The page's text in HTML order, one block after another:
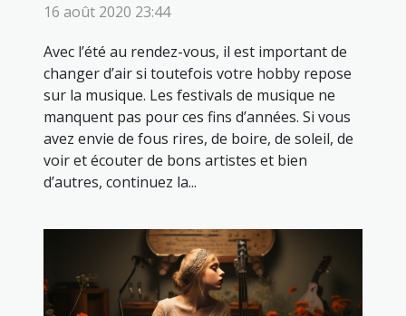
16 août 2020 23:44
Avec l’été au rendez-vous, il est important de
changer d’air si toutefois votre hobby repose
sur la musique. Les festivals de musique ne
manquent pas pour ces fins d’années. Si vous
avez envie de fous rires, de boire, de soleil, de
voir et écouter de bons artistes et bien
d’autres, continuez la...